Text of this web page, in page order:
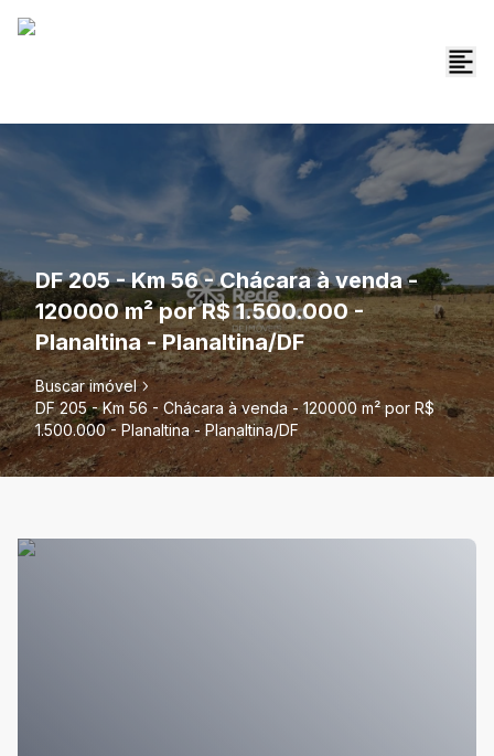
DF 205 - Km 56 - Chácara à venda -
120000 m² por R$ 1.500.000 -
Planaltina - Planaltina/DF
Buscar imóvel
DF 205 - Km 56 - Chácara à venda - 120000 m² por R$
1.500.000 - Planaltina - Planaltina/DF